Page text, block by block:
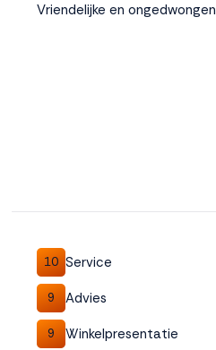
Vriendelijke en ongedwongen
10 Service
9 Advies
9 Winkelpresentatie